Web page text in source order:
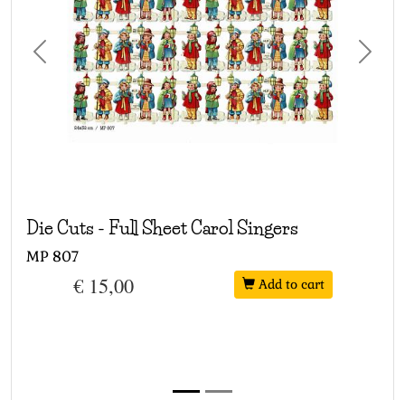
Die Cuts - Full Sheet Carol Singers
MP807
€ 15,00 Add to cart
Previous Next